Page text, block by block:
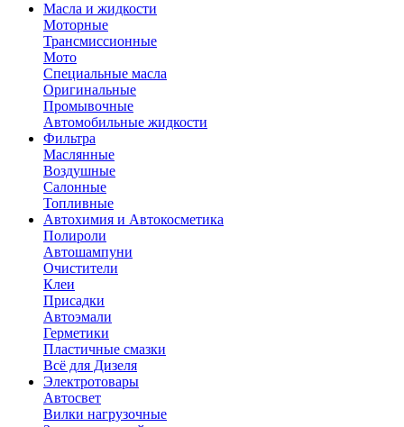
Масла и жидкости
Моторные
Трансмиссионные
Мото
Специальные масла
Оригинальные
Промывочные
Автомобильные жидкости
Фильтра
Маслянные
Воздушные
Салонные
Топливные
Автохимия и Автокосметика
Полироли
Автошампуни
Очистители
Клеи
Присадки
Автоэмали
Герметики
Пластичные смазки
Всё для Дизеля
Электротовары
Автосвет
Вилки нагрузочные